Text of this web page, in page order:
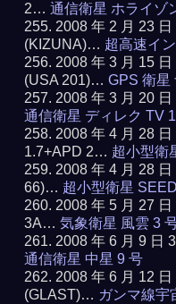
2…通信衛星 ホライゾ
2008 年 2 月 23
(KIZUNA)… 超高速イ
2008 年 3 月 15
(USA 201)…GPS 衛星
2008 年 3 月 20
通信衛星 ディレク TV
2008 年 4 月 28
1.7+APD 2… 超小型衛
2008 年 4 月 28
66)… 超小型衛星
2008 年 5 月 27
3A…気象衛星 風雲 3
2008 年 6 月 9 日
通信衛星 中星 9 号
2008 年 6 月 12
(GLAST)… ガンマ線宇